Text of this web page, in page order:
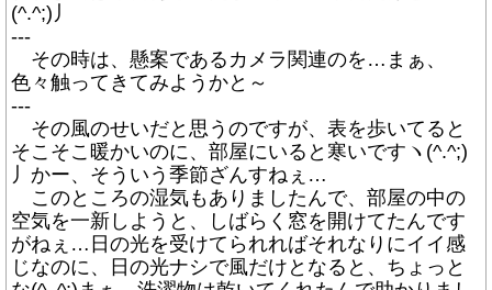
(^.^;)丿
---
その時は、懸案であるカメラ関連のを…まぁ、
色々触ってきてみようかと～
---
その風のせいだと思うのですが、表を歩いてると
そこそこ暖かいのに、部屋にいると寒いですヽ(^.^;)
丿かー、そういう季節ざんすねぇ…
このところの湿気もありましたんで、部屋の中の
空気を一新しようと、しばらく窓を開けてたんです
がねぇ…日の光を受けてられればそれなりにイイ感
じなのに、日の光ナシで風だけとなると、ちょっと